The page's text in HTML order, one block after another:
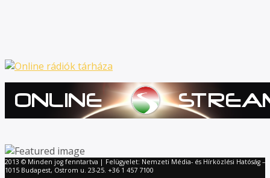
2013 © Minden jog fenntartva | Felügyelet: Nemzeti Média- és Hírközlési Hatóság –
1015 Budapest, Ostrom u. 23-25. +36 1 457 7100